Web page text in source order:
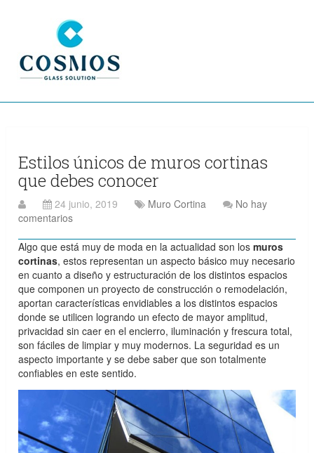
Estilos únicos de muros cortinas
que debes conocer
24 junio, 2019 Muro Cortina
No hay
comentarios
Algo que está muy de moda en la actualidad son losmuros
cortinas, estos representan un aspecto básico muy necesario
en cuanto a diseño y estructuración de los distintos espacios
que componen un proyecto de construcción o remodelación,
aportan características envidiables a los distintos espacios
donde se utilicen logrando un efecto de mayor amplitud,
privacidad sin caer en el encierro, iluminación y frescura total,
son fáciles de limpiar y muy modernos. La seguridad es un
aspecto importante y se debe saber que son totalmente
confiables en este sentido.